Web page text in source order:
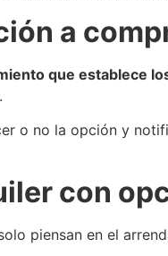
a
que establece
o no la opción y
con
piensan en el